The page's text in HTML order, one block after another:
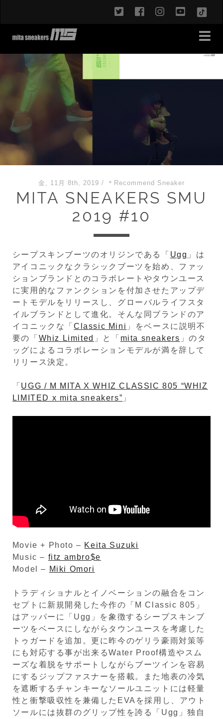
twitterfacebookinstagram
金, 11月 8th, 2019 / ＊Recommend Sneaker
MITA SNEAKERS SMU
2019 #10
シープスキンブーツのオリジンである「 Ugg 」は
アイコニックなクラシックブーツを始め、ファッ
ションブランドとのコラボレートやタウンユース
に実用的なファンクションを付加させたアップデ
ートモデルをリリースし、グローバルライフスタ
イルブランドとして進化。そんな同ブランドのア
イコニックな「Classic Mini 」をベースに説明不
要の「 Whiz Limited 」と「 mita sneakers 」のタ
ッグによるコラボレーションモデルが満を辞して
リリース決定。
「 UGG / M MITA X WHIZ CLASSIC 805 “WHIZ
LIMITED x mita sneakers” 」
Movie + Photo – Keita Suzuki
Music – fitz ambro$e
Model – Miki Omori
トラディショナルとイノベーションの融合をコン
セプトに新規開発した今作の「M Classic 805」
はアッパーに「Ugg」を象徴するシープスキンブ
ーツをベースにしながらタウンユースを考慮した
トゥガードを追加。更に昨今のゲリラ豪雨対策等
にも対応する事が出来るWater Proof構造やスム
ーズな着脱をサポートしながらブーツインを容易
にするジップファスナーを搭載。また地表の冷気
を遮断するチャンキーなソールユニットには軽量
性と衝撃吸収性を兼備したEVAを採用し、アウト
ソールには抜群のグリップ性を誇る「Ugg」独自